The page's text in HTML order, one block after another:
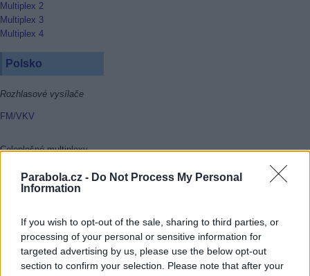
Parabola.cz - Do Not Process My Personal
Information
If you wish to opt-out of the sale, sharing to third parties, or
processing of your personal or sensitive information for
targeted advertising by us, please use the below opt-out
section to confirm your selection. Please note that after your
Multiplex 2
Multiplex 3
Multiplex 4
Polsko
Rozhlasové vysílače
FM/VKV
Celoplošné multiplexy
Multiplex 1
Multiplex 2
Multiplex 6
Multiplex 8
Rakousko